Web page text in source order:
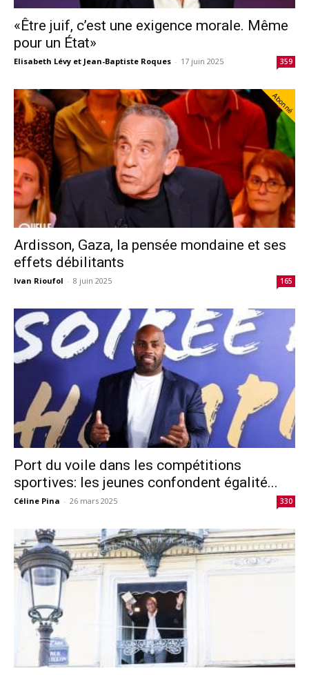
«Être juif, c’est une exigence morale. Même
pour un État»
Elisabeth Lévy et Jean-Baptiste Roques - 17 juin 2025 359
Abonné
Ardisson, Gaza, la pensée mondaine et ses
effets débilitants
Ivan Rioufol - 8 juin 2025 165
Port du voile dans les compétitions
sportives: les jeunes confondent égalité...
Céline Pina - 26 mars 2025 330